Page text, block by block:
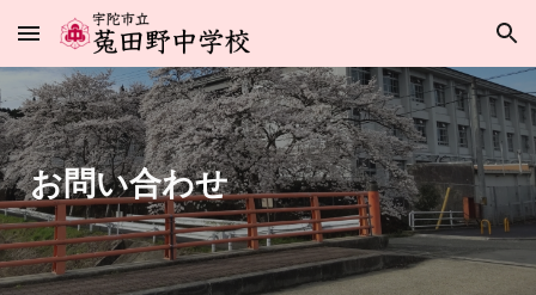
Skip to main content Skip to navigation
お問い合わせ